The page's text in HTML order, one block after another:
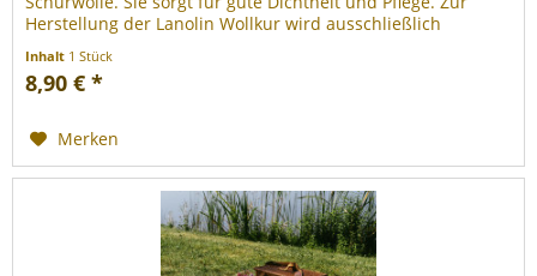
Herstellung der Lanolin Wollkur wird ausschließlich
Inhalt 1 Stück
8,90 € *
Merken